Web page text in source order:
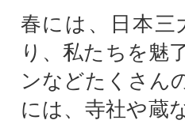
春には、日本三
り、私たちを魅
ンなどたくさん
には、寺社や蔵